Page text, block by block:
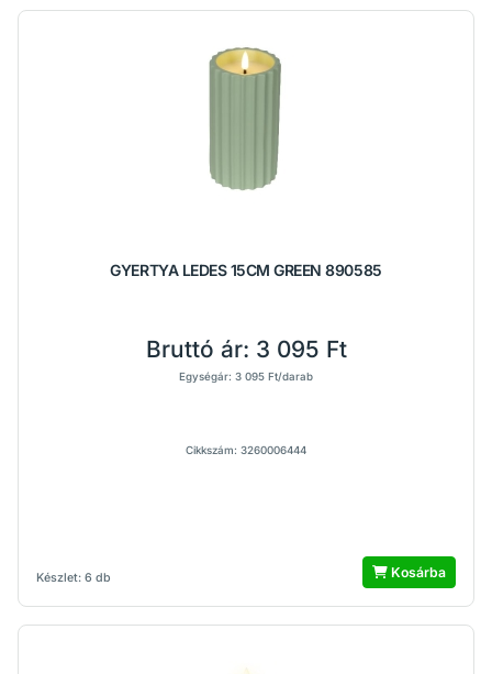
GYERTYA LEDES 15CM GREEN 890585
Készlet: 6 db
Bruttó ár: 3 095 Ft
Egységár: 3 095 Ft/darab
Cikkszám: 3260006444
Kosárba